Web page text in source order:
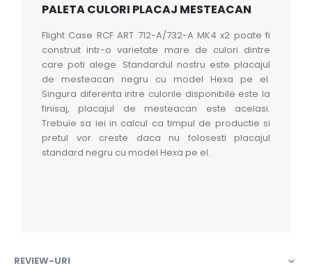
PALETA CULORI PLACAJ MESTEACAN
Flight Case RCF ART 712-A/732-A MK4 x2 poate fi
construit intr-o varietate mare de culori dintre
care poti alege. Standardul nostru este placajul
de mesteacan negru cu model Hexa pe el.
Singura diferenta intre culorile disponibile este la
finisaj, placajul de mesteacan este acelasi.
Trebuie sa iei in calcul ca timpul de productie si
pretul vor creste daca nu folosesti placajul
standard negru cu model Hexa pe el.
REVIEW-URI